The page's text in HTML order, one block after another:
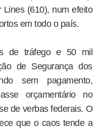
Lines (610), num efeito
em todo o país.
de tráfego e 50 mil
de Segurança dos
sem pagamento,
orçamentário no
de verbas federais. O
que o caos tende a